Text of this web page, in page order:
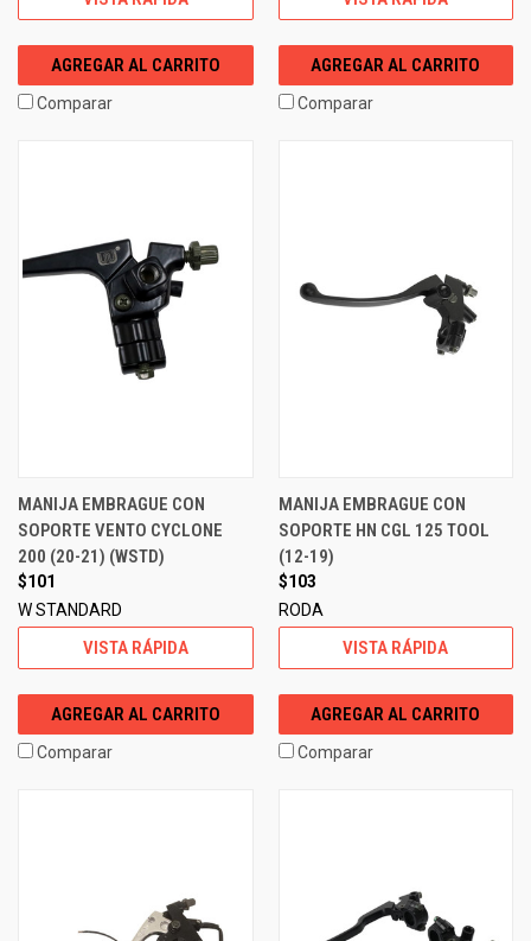
AGREGAR AL CARRITO
Comparar
AGREGAR AL CARRITO
Comparar
MANIJA EMBRAGUE CON
SOPORTE VENTO CYCLONE
200 (20-21) (WSTD)
$101
W STANDARD
VISTA RÁPIDA
AGREGAR AL CARRITO
Comparar
MANIJA EMBRAGUE CON
SOPORTE HN CGL 125 TOOL
(12-19)
$103
RODA
VISTA RÁPIDA
AGREGAR AL CARRITO
Comparar